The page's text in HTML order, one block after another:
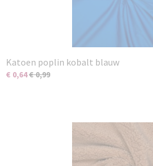
Katoen poplin kobalt blauw
€ 0,64€ 0,99